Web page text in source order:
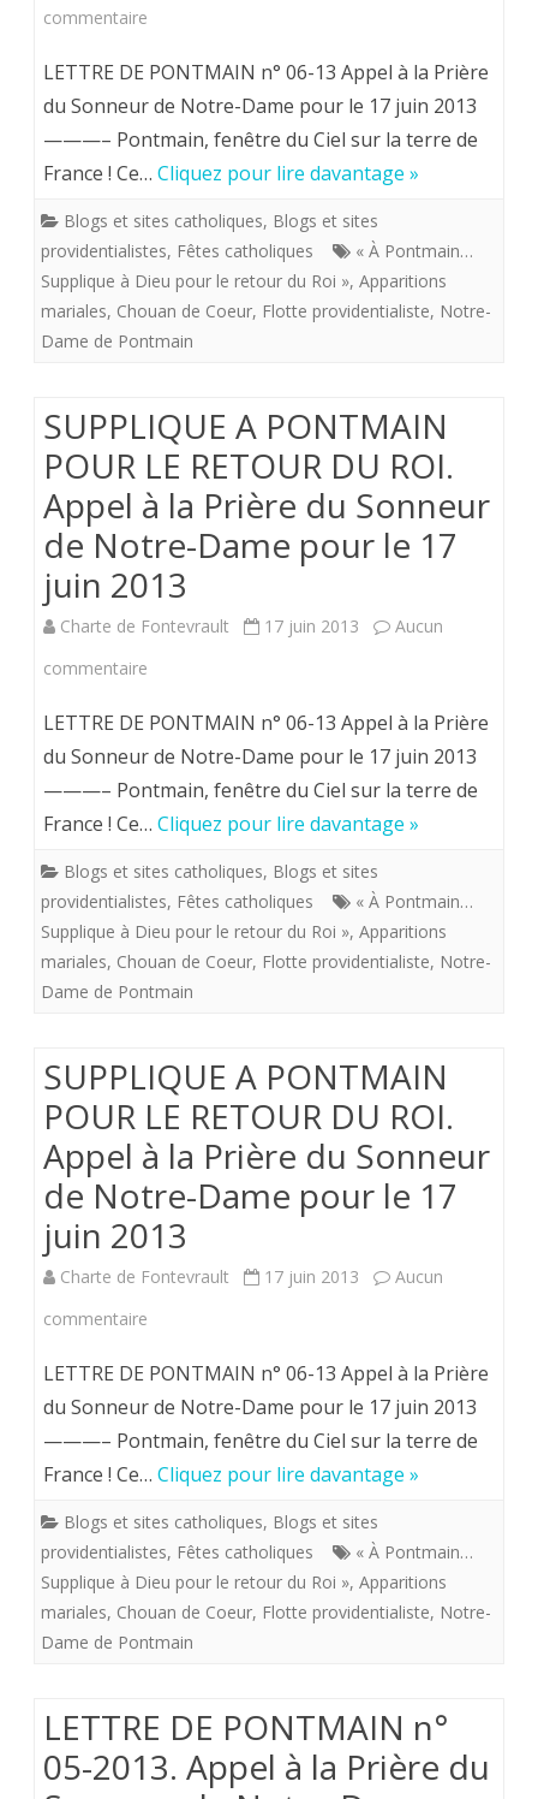
Dame
le
juin
2013
commentaire
A
PONTMAIN
POUR
LE
DU
ROI.
à
la
Prière
du
Dame
le
juin
2013
LETTRE DE PONTMAIN n° 06-13 Appel à la Prière
du Sonneur de Notre-Dame pour le 17 juin 2013
———– Pontmain, fenêtre du Ciel sur la terre de
France ! Ce… Cliquez pour lire davantage »
Blogs et sites catholiques, Blogs et sites
providentialistes, Fêtes catholiques
« À Pontmain…
Supplique à Dieu pour le retour du Roi », Apparitions
mariales, Chouan de Coeur, Flotte providentialiste, Notre-
Dame de Pontmain
SUPPLIQUE A PONTMAIN
POUR LE RETOUR DU ROI.
Appel à la Prière du Sonneur
de Notre-Dame pour le 17
juin 2013
Charte de Fontevrault 17 juin 2013
Aucun
commentaire
A
PONTMAIN
POUR
LE
DU
ROI.
à
la
Prière
du
Dame
le
juin
2013
LETTRE DE PONTMAIN n° 06-13 Appel à la Prière
du Sonneur de Notre-Dame pour le 17 juin 2013
———– Pontmain, fenêtre du Ciel sur la terre de
France ! Ce… Cliquez pour lire davantage »
Blogs et sites catholiques, Blogs et sites
providentialistes, Fêtes catholiques
« À Pontmain…
Supplique à Dieu pour le retour du Roi », Apparitions
mariales, Chouan de Coeur, Flotte providentialiste, Notre-
Dame de Pontmain
SUPPLIQUE A PONTMAIN
POUR LE RETOUR DU ROI.
Appel à la Prière du Sonneur
de Notre-Dame pour le 17
juin 2013
Charte de Fontevrault 17 juin 2013
Aucun
commentaire
A
PONTMAIN
POUR
LE
DU
ROI.
à
la
LETTRE DE PONTMAIN n° 06-13 Appel à la Prière
du Sonneur de Notre-Dame pour le 17 juin 2013
———– Pontmain, fenêtre du Ciel sur la terre de
France ! Ce… Cliquez pour lire davantage »
Blogs et sites catholiques, Blogs et sites
providentialistes, Fêtes catholiques
« À Pontmain…
Supplique à Dieu pour le retour du Roi », Apparitions
mariales, Chouan de Coeur, Flotte providentialiste, Notre-
Dame de Pontmain
LETTRE DE PONTMAIN n°
05-2013. Appel à la Prière du